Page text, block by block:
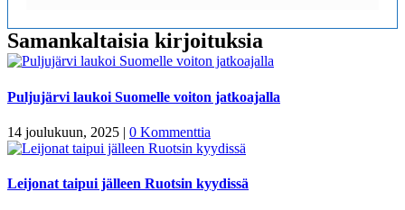
Samankaltaisia kirjoituksia
Puljujärvi laukoi Suomelle voiton jatkoajalla
14 joulukuun, 2025 | 0 Kommenttia
Leijonat taipui jälleen Ruotsin kyydissä